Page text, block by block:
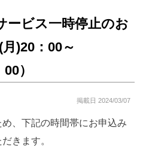
ービス一時停止のお
)20：00～
）
掲載日 2024/03/07
、下記の時間帯にお申込み
きます。